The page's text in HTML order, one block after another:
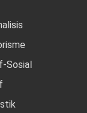
Sosial